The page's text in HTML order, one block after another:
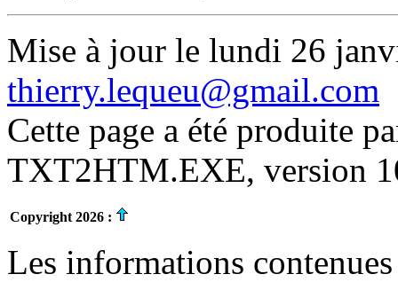
Mise à jour le lundi 26
thierry.lequeu@gmail.com
Cette page a été produite
TXT2HTM.EXE, version
Copyright 2026 :
Les informations